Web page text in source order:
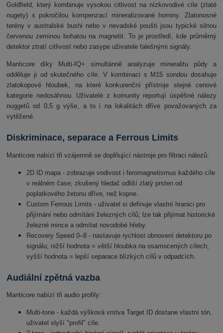
Goldfield, který kombinuje vysokou citlivost na nízkovodivé cíle (zlaté
nugety) s pokročilou kompenzací mineralizované horniny. Zlatonosné
terény v australské bushi nebo v nevadské poušti jsou typické silnou
červenou zeminou bohatou na magnetit. To je prostředí, kde průměrný
detektor ztratí citlivost nebo zasype uživatele falešnými signály.
Manticore díky Multi-IQ+ simultánně analyzuje mineralitu půdy a
odděluje ji od skutečného cíle. V kombinaci s M15 sondou dosahuje
zlatokopové hloubek, na které konkurenční přístroje stejné cenové
kategorie nedosáhnou. Uživatelé z komunity reportují úspěšné nálezy
nuggetů od 0,5 g výše, a to i na lokalitách dříve považovaných za
vytěžené.
Diskriminace, separace a Ferrous Limits
Manticore nabízí tři vzájemně se doplňující nástroje pro filtraci nálezů:
2D ID mapa - zobrazuje vodivost i feromagnetismus každého cíle
v reálném čase; zkušený hledač odliší zlatý prsten od
poplatkového žetonu dříve, než kopne.
Custom Ferrous Limits - uživatel si definuje vlastní hranici pro
přijímání nebo odmítání železných cílů; lze tak přijímat historické
železné mince a odmítat novodobé hřeby.
Recovery Speed 0–8 - nastavuje rychlost obnovení detektoru po
signálu; nižší hodnota = větší hloubka na osamocených cílech;
vyšší hodnota = lepší separace blízkých cílů v odpadcích.
Audiální zpětná vazba
Manticore nabízí tři audio profily:
Multi-tone - každá výšková vrstva Target ID dostane vlastní tón,
uživatel slyší "profil" cíle.